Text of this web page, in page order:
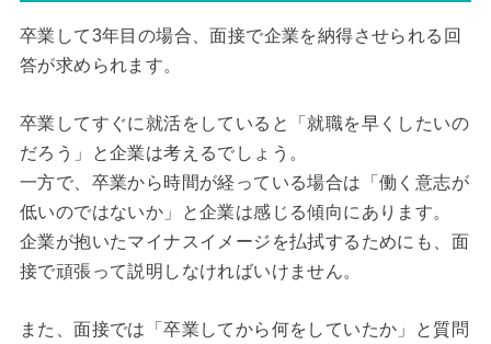
卒業して3年目の場合、面接で企業を納得させられる回
答が求められます。
卒業してすぐに就活をしていると「就職を早くしたいの
だろう」と企業は考えるでしょう。
一方で、卒業から時間が経っている場合は「働く意志が
低いのではないか」と企業は感じる傾向にあります。
企業が抱いたマイナスイメージを払拭するためにも、面
接で頑張って説明しなければいけません。
また、面接では「卒業してから何をしていたか」と質問